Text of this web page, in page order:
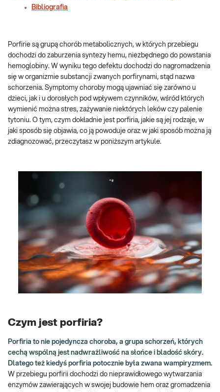
Bibliografia
Porfirie są grupą chorób metabolicznych, w których przebiegu
dochodzi do zaburzenia syntezy hemu, niezbędnego do powstania
hemoglobiny. W wyniku tego defektu dochodzi do nagromadzenia
się w organizmie substancji zwanych porfirynami, stąd nazwa
schorzenia. Symptomy choroby mogą ujawniać się zarówno u
dzieci, jak i u dorosłych pod wpływem czynników, wśród których
wymienić można stres, zażywanie niektórych leków czy palenie
tytoniu. O tym, czym dokładnie jest porfiria, jakie są jej rodzaje, w
jaki sposób się objawia, co ją powoduje oraz w jaki sposób można ją
zdiagnozować, przeczytasz w poniższym artykule.
Czym jest porfiria?
Porfiria to nie pojedyncza choroba, a grupa schorzeń, których
cechą wspólną jest nadwrażliwość na słońce i bladość skóry.
Dlatego też kiedyś porfiria potocznie była zwana wampiryzmem.
W przebiegu porfirii dochodzi do nieprawidłowego wytwarzania
enzymów zawierających w swojej budowie hem oraz gromadzenia